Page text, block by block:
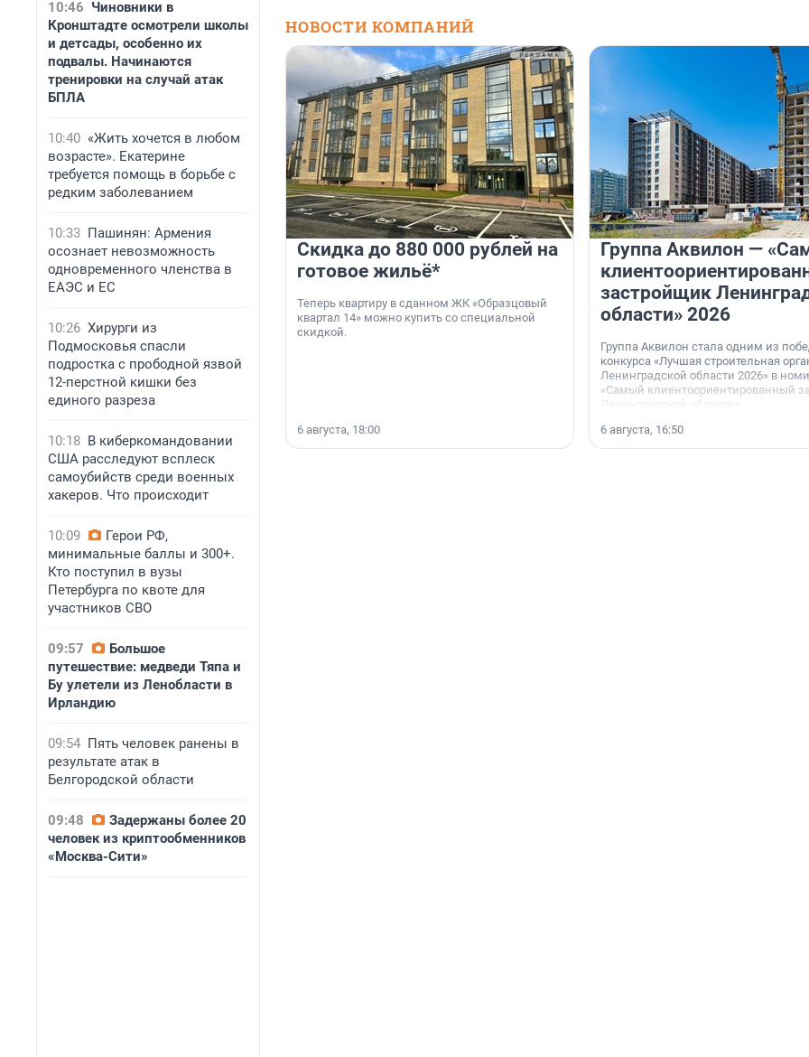
10:46 Чиновники в
Кронштадте осмотрели школы
и детсады, особенно их
подвалы. Начинаются
тренировки на случай атак
БПЛА
10:40 «Жить хочется в любом
возрасте». Екатерине
требуется помощь в борьбе с
редким заболеванием
10:33 Пашинян: Армения
осознает невозможность
одновременного членства в
ЕАЭС и ЕС
10:26 Хирурги из
Подмосковья спасли
подростка с прободной язвой
12-перстной кишки без
единого разреза
10:18 В киберкомандовании
США расследуют всплеск
самоубийств среди военных
хакеров. Что происходит
10:09
Герои РФ,
минимальные баллы и 300+.
Кто поступил в вузы
Петербурга по квоте для
участников СВО
09:57
Большое
путешествие: медведи Тяпа и
Бу улетели из Ленобласти в
Ирландию
09:54 Пять человек ранены в
результате атак в
Белгородской области
09:48
Задержаны более 20
человек из криптообменников
«Москва-Сити»
НОВОСТИ КОМПАНИЙ
Скидка до 880 000 рублей на
готовое жильё*
Теперь квартиру в сданном ЖК «Образцовый
квартал 14» можно купить со специальной
скидкой.
6 августа, 18:00
Группа Аквилон —
застройщик
области» 2026
Группа Аквилон стала одним из
конкурса «Лучшая строительная
Ленинградской области 2026» в
«Самый клиентоориентированный
Ленинградской области».
6 августа, 16:50